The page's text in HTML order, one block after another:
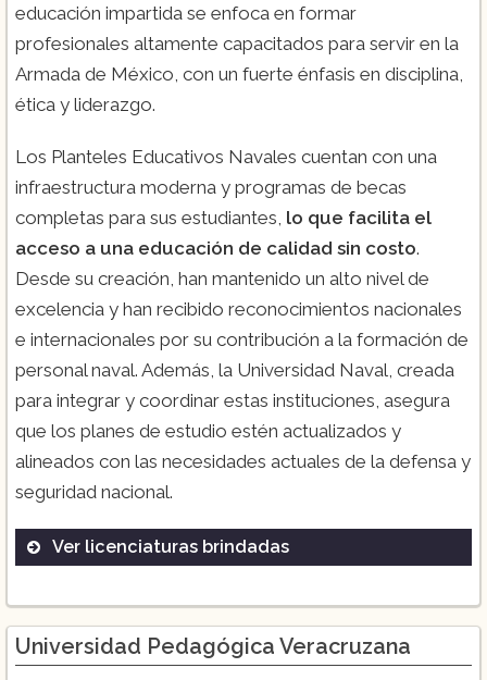
educación impartida se enfoca en formar
profesionales altamente capacitados para servir en la
Armada de México, con un fuerte énfasis en disciplina,
ética y liderazgo.
Los Planteles Educativos Navales cuentan con una
infraestructura moderna y programas de becas
completas para sus estudiantes, lo que facilita el
acceso a una educación de calidad sin costo.
Desde su creación, han mantenido un alto nivel de
excelencia y han recibido reconocimientos nacionales
e internacionales por su contribución a la formación de
personal naval. Además, la Universidad Naval, creada
para integrar y coordinar estas instituciones, asegura
que los planes de estudio estén actualizados y
alineados con las necesidades actuales de la defensa y
seguridad nacional.
Ver licenciaturas brindadas
Piloto Naval
Médico Naval
Universidad Pedagógica Veracruzana